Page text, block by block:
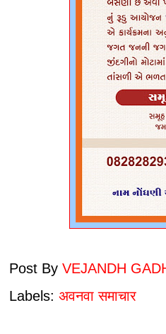
Post By VEJANDH
Labels: अवनवा समाचार